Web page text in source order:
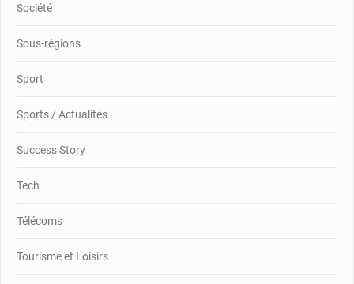
Société
Sous-régions
Sport
Sports / Actualités
Success Story
Tech
Télécoms
Tourisme et Loisirs